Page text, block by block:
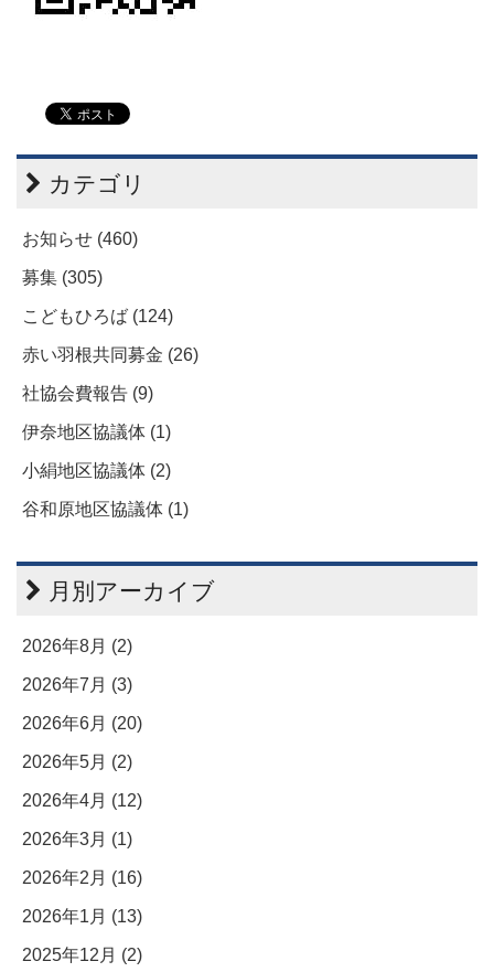
カテゴリ
お知らせ (460)
募集 (305)
こどもひろば (124)
赤い羽根共同募金 (26)
社協会費報告 (9)
伊奈地区協議体 (1)
小絹地区協議体 (2)
谷和原地区協議体 (1)
月別アーカイブ
2026年8月 (2)
2026年7月 (3)
2026年6月 (20)
2026年5月 (2)
2026年4月 (12)
2026年3月 (1)
2026年2月 (16)
2026年1月 (13)
2025年12月 (2)